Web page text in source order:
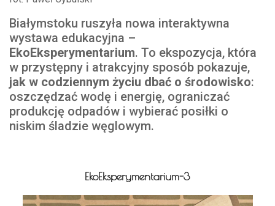
Białymstoku ruszyła nowa interaktywna
wystawa edukacyjna –
EkoEksperymentarium. To ekspozycja, która
w przystępny i atrakcyjny sposób pokazuje,
jak w codziennym życiu dbać o środowisko:
oszczędzać wodę i energię, ograniczać
produkcję odpadów i wybierać posiłki o
niskim śladzie węglowym.
EkoEksperymentarium-3